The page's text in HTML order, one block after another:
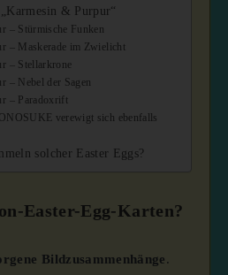
& Purpur“
– Stürmische Funken
– Maskerade im Zwielicht
– Stellarkrone
– Nebel der Sagen
– Paradoxrift
verewigt sich ebenfalls
solcher Easter Eggs?
Easter-Egg-Karten?
Bildzusammenhänge.